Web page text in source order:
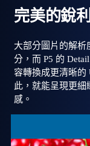
完美的銳
大部分圖片的解析
分，而 P5 的
容轉換成更清晰的
此，就能呈現更細
感。